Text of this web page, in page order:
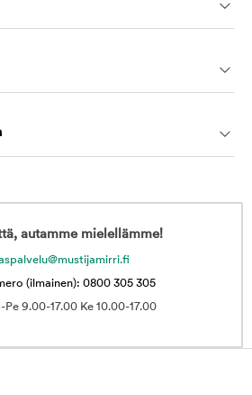
autamme mielellämme!
(ilmainen): 0800 305 305
Pe 9.00-17.00 Ke 10.00-17.00